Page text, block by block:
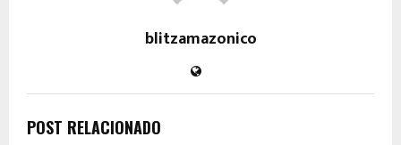
blitzamazonico
POST RELACIONADO